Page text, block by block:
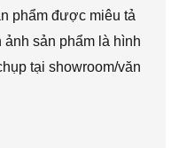
phẩm được miêu tả
sản phẩm là hình
tại showroom/văn